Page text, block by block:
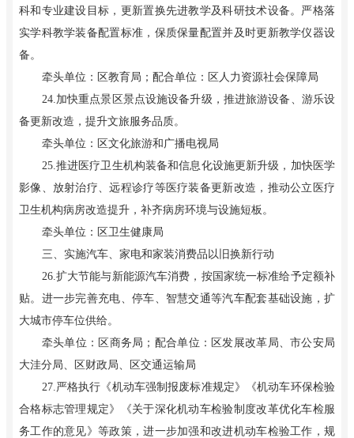
科和专业建设目标，更新置换先进教学及科研技术设备。严格落
实学科教学装备配置标准，保质保量配置并及时更新教学仪器设
备。
牵头单位：区教育局；配合单位：区人力资源社会保障局
24.加快重点景区景点设施设备升级，推进旅游设备、游乐设
备更新改造，提升文旅服务品质。
牵头单位：区文化旅游和广播电视局
25.推进医疗卫生机构装备和信息化设施更新升级，加快医学
影像、放射治疗、远程诊疗等医疗装备更新改造，推动公立医疗
卫生机构病房改造提升，补齐病房环境与设施短板。
牵头单位：区卫生健康局
三、实施汽车、家电和家装消费品以旧换新行动
26.扩大节能与新能源汽车消费，按国家统一标准给予定额补
贴。进一步完善充电、停车、智慧交通等汽车配套基础设施，扩
大城市停车位供给。
牵头单位：区商务局；配合单位：区发展改革局、市公安局
大洼分局、区财政局、区交通运输局
27.严格执行《机动车强制报废标准规定》《机动车环保检验
合格标志管理规定》《关于深化机动车检验制度改革优化车检服
务工作的意见》等政策，进一步加强和改进机动车检验工作，规